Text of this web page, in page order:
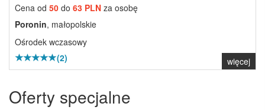
Cena od 50 do 63 PLN za osobę
Poronin, małopolskie
Ośrodek wczasowy
(2)
więcej
Oferty specjalne